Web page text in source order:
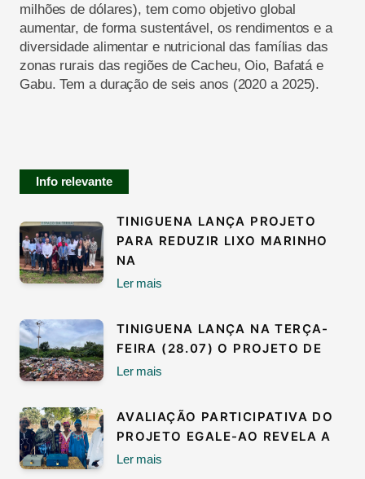
milhões de dólares), tem como objetivo global
aumentar, de forma sustentável, os rendimentos e a
diversidade alimentar e nutricional das famílias das
zonas rurais das regiões de Cacheu, Oio, Bafatá e
Gabu. Tem a duração de seis anos (2020 a 2025).
Info relevante
TINIGUENA LANÇA PROJETO
PARA REDUZIR LIXO MARINHO
NA
Ler mais
TINIGUENA LANÇA NA TERÇA-
FEIRA (28.07) O PROJETO DE
Ler mais
AVALIAÇÃO PARTICIPATIVA DO
PROJETO EGALE-AO REVELA A
Ler mais